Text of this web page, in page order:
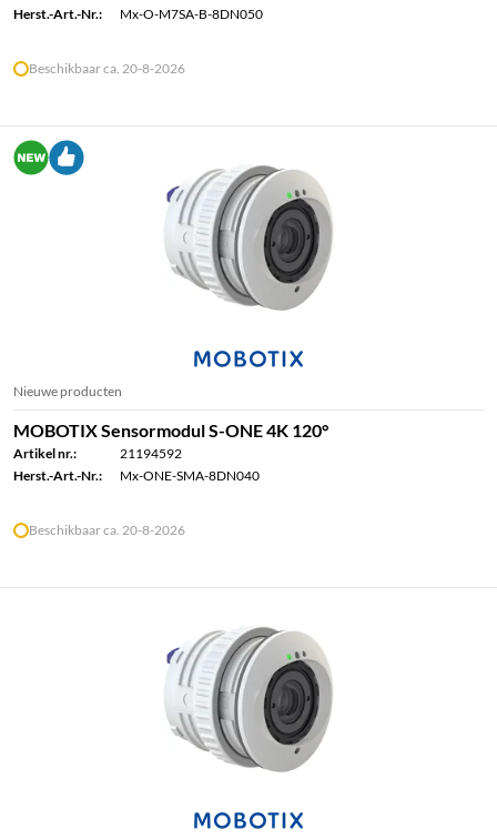
Herst.-Art.-Nr.:
Mx-O-M7SA-B-8DN050
Beschikbaar ca. 20-8-2026
Nieuwe producten
MOBOTIX Sensormodul S-ONE 4K 120°
Artikel nr.:
21194592
Herst.-Art.-Nr.:
Mx-ONE-SMA-8DN040
Beschikbaar ca. 20-8-2026